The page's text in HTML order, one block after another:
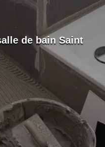
de bain Saint